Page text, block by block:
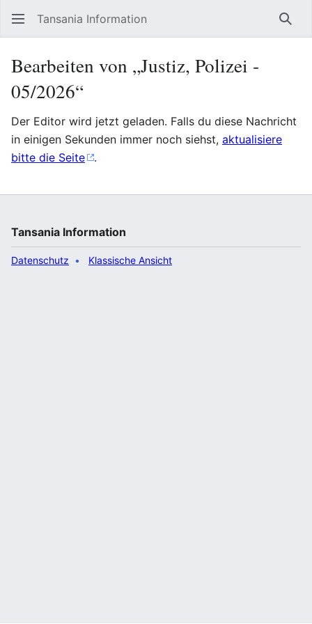
Tansania Information
Bearbeiten von „Justiz, Polizei ‐
05/2026“
Der Editor wird jetzt geladen. Falls du diese Nachricht
in einigen Sekunden immer noch siehst, aktualisiere
bitte die Seite
.
Tansania Information
Datenschutz Klassische Ansicht